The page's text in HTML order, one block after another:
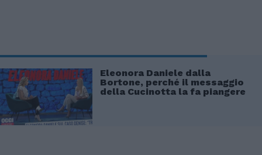
Eleonora Daniele dalla
Bortone, perché il messaggio
della Cucinotta la fa piangere